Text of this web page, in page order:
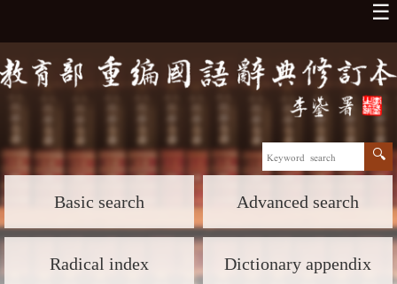
☰
Basic search Advanced search
Radical index Dictionary appendix